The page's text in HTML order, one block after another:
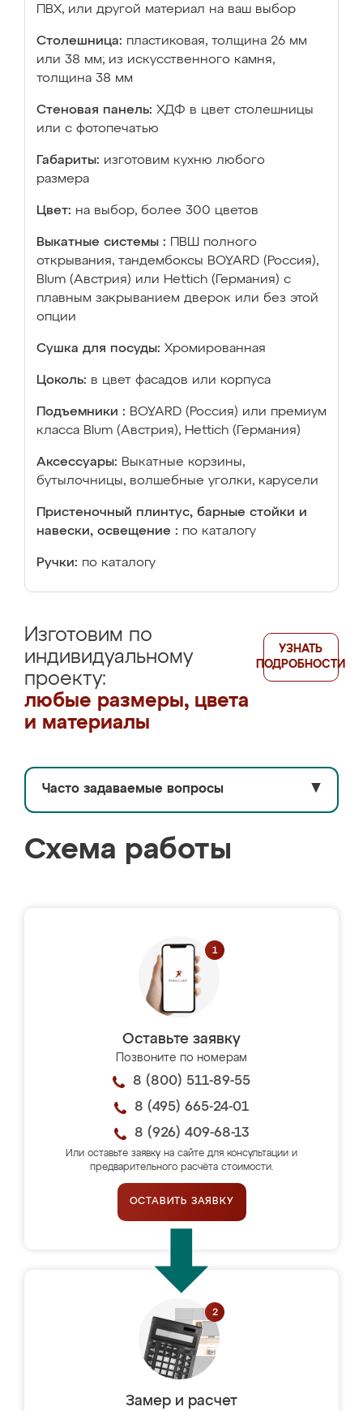
ПВХ, или другой материал на ваш выбор
Столешница: пластиковая, толщина 26 мм
или 38 мм; из искусственного камня,
толщина 38 мм
Стеновая панель: ХДФ в цвет столешницы
или с фотопечатью
Габариты: изготовим кухню любого
размера
Цвет: на выбор, более 300 цветов
Выкатные системы :
ПВШ полного
открывания, тандембоксы BOYARD (Россия),
Blum (Австрия) или Hettich (Германия) с
плавным закрыванием дверок или без этой
опции
Сушка для посуды: Хромированная
Цоколь: в цвет фасадов или корпуса
Подъемники : BOYARD (Россия) или премиум
класса Blum (Австрия), Hettich (Германия)
Аксессуары: Выкатные корзины,
бутылочницы, волшебные уголки, карусели
Пристеночный плинтус, барные стойки и
навески, освещение : по каталогу
Ручки: по каталогу
Изготовим по
индивидуальному
проекту:
любые размеры, цвета
и материалы
УЗНАТЬ
ПОДРОБНОСТИ
Часто задаваемые вопросы ▼
Схема работы
Оставьте заявку
Позвоните по номерам
8 (800) 511-89-55
8 (495) 665-24-01
8 (926) 409-68-13
Или оставьте заявку на сайте для консультации и
предварительного расчёта стоимости.
ОСТАВИТЬ ЗАЯВКУ
Замер и расчет